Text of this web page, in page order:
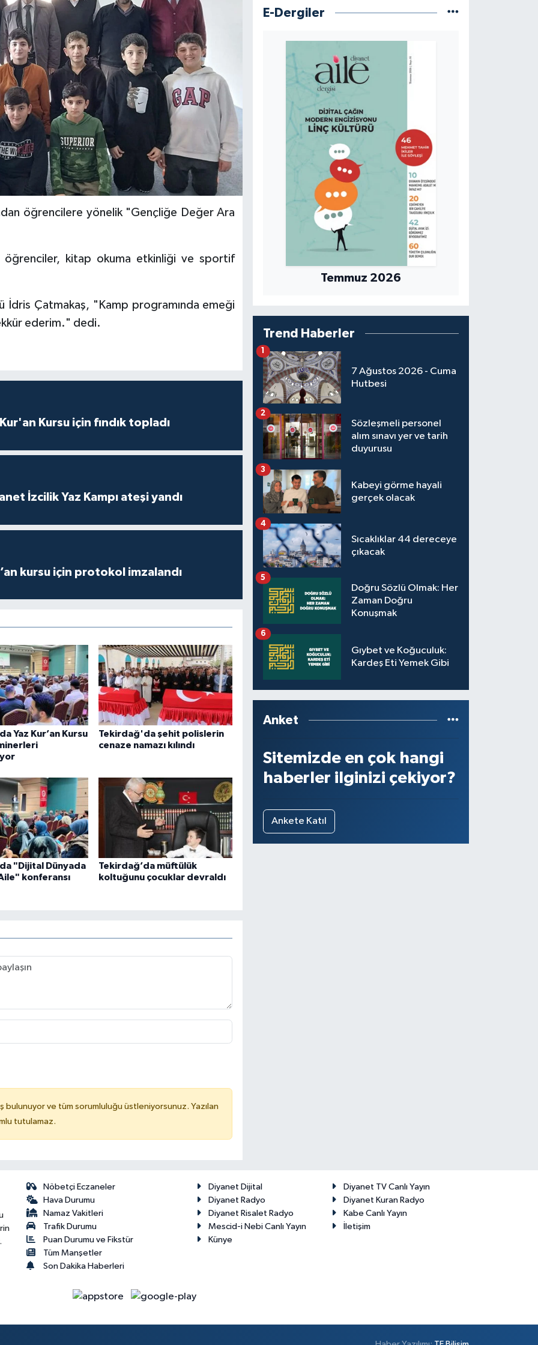
öğrencilere yönelik "Gençliğe Değer Ara
öğrenciler, kitap okuma etkinliği ve sportif
İdris Çatmakaş, "Kamp programında emeği
ederim." dedi.
Kursu için fındık topladı
İzcilik Yaz Kampı ateşi yandı
kursu için protokol imzalandı
Yaz Kur’an Kursu
Tekirdağ'da şehit polislerin
cenaze namazı kılındı
"Dijital Dünyada
konferansı
Tekirdağ’da müftülük
koltuğunu çocuklar devraldı
bulunuyor ve tüm sorumluluğu üstleniyorsunuz. Yazılan
tutulamaz.
E-Dergiler
Temmuz 2026
Trend Haberler
7 Ağustos 2026 - Cuma
Hutbesi
Sözleşmeli personel
alım sınavı yer ve tarih
duyurusu
2
Kabeyi görme hayali
gerçek olacak
3
Sıcaklıklar 44 dereceye
çıkacak
4
Doğru Sözlü Olmak: Her
Zaman Doğru
Konuşmak
5
Gıybet ve Koğuculuk:
Kardeş Eti Yemek Gibi
6
Anket
Sitemizde en çok hangi
haberler ilginizi çekiyor?
Ankete Katıl
Nöbetçi Eczaneler
Hava Durumu
Namaz Vakitleri
Trafik Durumu
Puan Durumu ve Fikstür
Tüm Manşetler
Son Dakika Haberleri
Diyanet Dijital
Diyanet TV Canlı Yayın
Diyanet Radyo
Diyanet Kuran Radyo
Diyanet Risalet Radyo
Kabe Canlı Yayın
Mescid-i Nebi Canlı Yayın
İletişim
Künye